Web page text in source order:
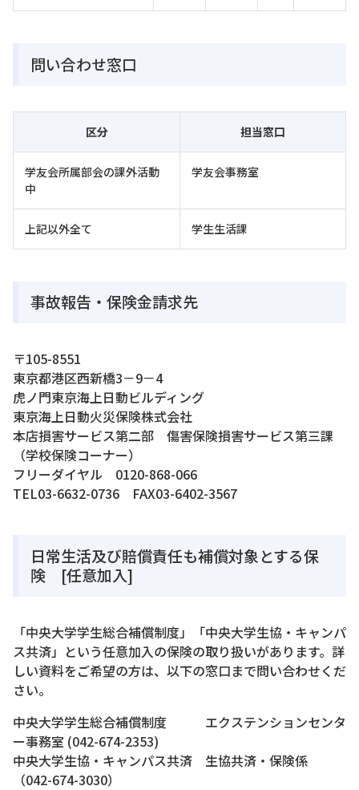
問い合わせ窓口
区分 担当窓口
学友会所属部会の課外活動
中
学友会事務室
上記以外全て 学生生活課
事故報告・保険金請求先
〒105-8551
東京都港区西新橋3－9－4
虎ノ門東京海上日動ビルディング
東京海上日動火災保険株式会社
本店損害サービス第二部 傷害保険損害サービス第三課
（学校保険コーナー）
フリーダイヤル 0120-868-066
TEL03-6632-0736 FAX03-6402-3567
日常生活及び賠償責任も補償対象とする保
険 [任意加入]
「中央大学学生総合補償制度」「中央大学生協・キャンパ
ス共済」という任意加入の保険の取り扱いがあります。詳
しい資料をご希望の方は、以下の窓口まで問い合わせくだ
さい。
中央大学学生総合補償制度 エクステンションセンタ
ー事務室 (042-674-2353)
中央大学生協・キャンパス共済 生協共済・保険係
（042-674-3030）